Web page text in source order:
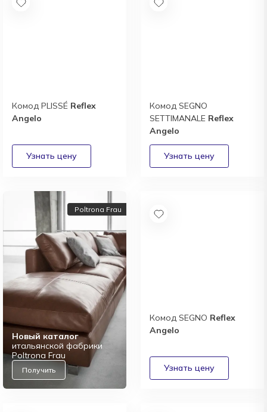
Комод PLISSÉ Reflex
Angelo
Комод SEGNO
SETTIMANALE Reflex
Angelo
Poltrona Frau
Новый каталог
итальянской фабрики
Poltrona Frau
Получить
Комод SEGNO Reflex
Angelo